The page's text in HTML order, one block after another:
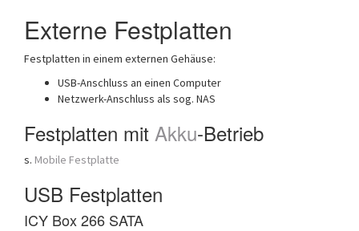
Externe Festplatten
Festplatten in einem externen Gehäuse:
USB-Anschluss an einen Computer
Netzwerk-Anschluss als sog. NAS
Festplatten mit Akku-Betrieb
s. Mobile Festplatte
USB Festplatten
ICY Box 266 SATA